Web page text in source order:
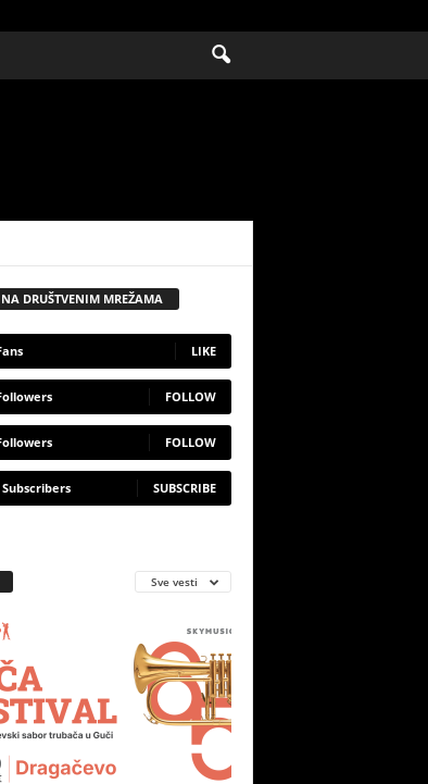
DRUŠTVENIM MREŽAMA
LIKE
FOLLOW
FOLLOW
Subscribers SUBSCRIBE
Sve vesti